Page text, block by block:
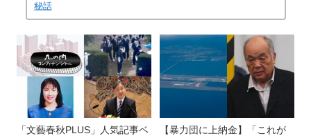
秘話
「文藝春秋PLUS」人気記事ベ
【暴力団に上納金】「これが